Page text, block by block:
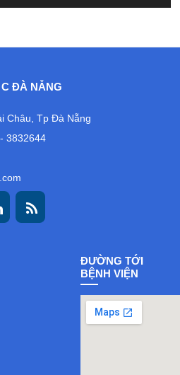
ĐÀ NẴNG
Châu, Tp Đà Nẵng
3832644
ĐƯỜNG TỚI
BỆNH VIỆN